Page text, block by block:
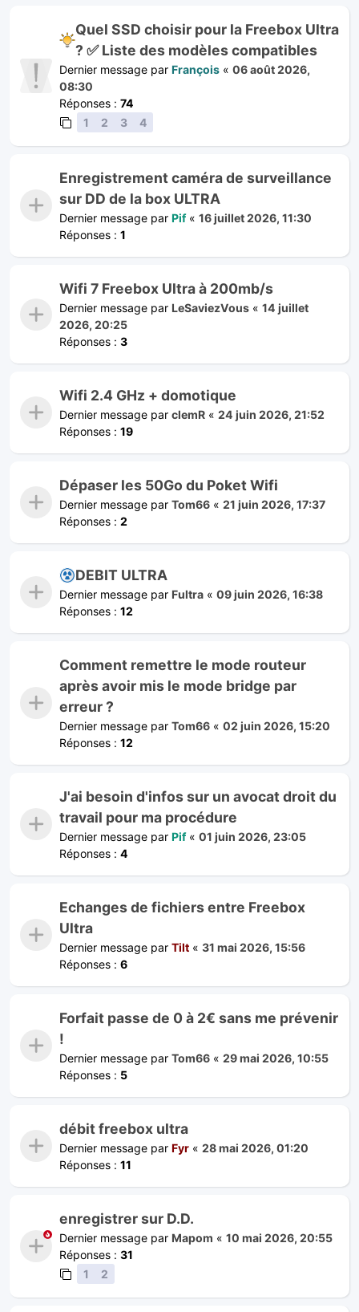
Quel SSD choisir pour la Freebox Ultra
? ✅ Liste des modèles compatibles
Dernier message par François « 06 août 2026,
08:30
Réponses : 74
1
2 3 4
Enregistrement caméra de surveillance
sur DD de la box ULTRA
Dernier message par Pif« 16 juillet 2026, 11:30
Réponses : 1
Wifi 7 Freebox Ultra à 200mb/s
Dernier message par LeSaviezVous « 14 juillet
2026, 20:25
Réponses : 3
Wifi 2.4 GHz + domotique
Dernier message par clemR « 24 juin 2026, 21:52
Réponses : 19
Dépaser les 50Go du Poket Wifi
Dernier message par Tom66 « 21 juin 2026, 17:37
Réponses : 2
DEBIT ULTRA
Dernier message par Fultra « 09 juin 2026, 16:38
Réponses : 12
Comment remettre le mode routeur
après avoir mis le mode bridge par
erreur ?
Dernier message par Tom66 « 02 juin 2026, 15:20
Réponses : 12
J'ai besoin d'infos sur un avocat droit du
travail pour ma procédure
Dernier message par Pif« 01 juin 2026, 23:05
Réponses : 4
Echanges de fichiers entre Freebox
Ultra
Dernier message par Tilt « 31 mai 2026, 15:56
Réponses : 6
Forfait passe de 0 à 2€ sans me prévenir
!
Dernier message par Tom66 « 29 mai 2026, 10:55
Réponses : 5
débit freebox ultra
Dernier message par Fyr « 28 mai 2026, 01:20
Réponses : 11
enregistrer sur D.D.
Dernier message par Mapom « 10 mai 2026, 20:55
Réponses : 31
1
2